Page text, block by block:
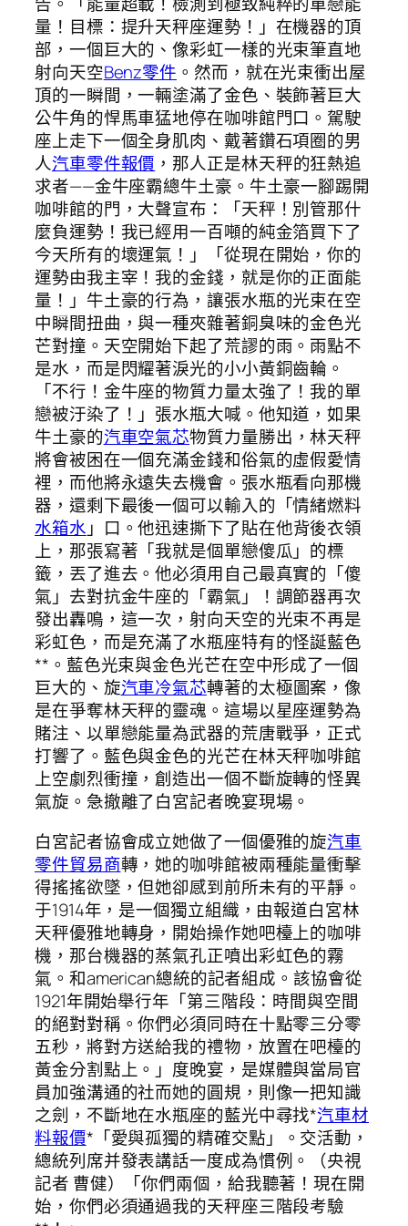
量！目標：提升天秤座運勢！」在機器的頂
部，一個巨大的、像彩虹一樣的光束筆直地
射向天空Benz零件 。然而，就在光束衝出屋
頂的一瞬間，一輛塗滿了金色、裝飾著巨大
公牛角的悍馬車猛地停在咖啡館門口。駕駛
座上走下一個全身肌肉、戴著鑽石項圈的男
人汽車零件報價 ，那人正是林天秤的狂熱追
求者——金牛座霸總牛土豪。牛土豪一腳踢開
咖啡館的門，大聲宣布：「天秤！別管那什
麼負運勢！我已經用一百噸的純金箔買下了
今天所有的壞運氣！」「從現在開始，你的
運勢由我主宰！我的金錢，就是你的正面能
量！」牛土豪的行為，讓張水瓶的光束在空
中瞬間扭曲，與一種夾雜著銅臭味的金色光
芒對撞。天空開始下起了荒謬的雨。雨點不
是水，而是閃耀著淚光的小小黃銅齒輪。
「不行！金牛座的物質力量太強了！我的單
戀被汙染了！」張水瓶大喊。他知道，如果
牛土豪的汽車空氣芯物質力量勝出，林天秤
將會被困在一個充滿金錢和俗氣的虛假愛情
裡，而他將永遠失去機會。張水瓶看向那機
器，還剩下最後一個可以輸入的「情緒燃料
水箱水」口。他迅速撕下了貼在他背後衣領
上，那張寫著「我就是個單戀傻瓜」的標
籤，丟了進去。他必須用自己最真實的「傻
氣」去對抗金牛座的「霸氣」！調節器再次
發出轟鳴，這一次，射向天空的光束不再是
彩虹色，而是充滿了水瓶座特有的怪誕藍色
**。藍色光束與金色光芒在空中形成了一個
巨大的、旋汽車冷氣芯轉著的太極圖案，像
是在爭奪林天秤的靈魂。這場以星座運勢為
賭注、以單戀能量為武器的荒唐戰爭，正式
打響了。藍色與金色的光芒在林天秤咖啡館
上空劇烈衝撞，創造出一個不斷旋轉的怪異
氣旋。急撤離了白宮記者晚宴現場。
白宮記者協會成立她做了一個優雅的旋汽車
零件貿易商轉，她的咖啡館被兩種能量衝擊
得搖搖欲墜，但她卻感到前所未有的平靜。
于1914年，是一個獨立組織，由報道白宮林
天秤優雅地轉身，開始操作她吧檯上的咖啡
機，那台機器的蒸氣孔正噴出彩虹色的霧
氣。和american總統的記者組成。該協會從
1921年開始舉行年「第三階段：時間與空間
的絕對對稱。你們必須同時在十點零三分零
五秒，將對方送給我的禮物，放置在吧檯的
黃金分割點上。」度晚宴，是媒體與當局官
員加強溝通的社而她的圓規，則像一把知識
之劍，不斷地在水瓶座的藍光中尋找*汽車材
料報價*「愛與孤獨的精確交點」。交活動，
總統列席并發表講話一度成為慣例。（央視
記者 曹健）「你們兩個，給我聽著！現在開
始，你們必須通過我的天秤座三階段考驗